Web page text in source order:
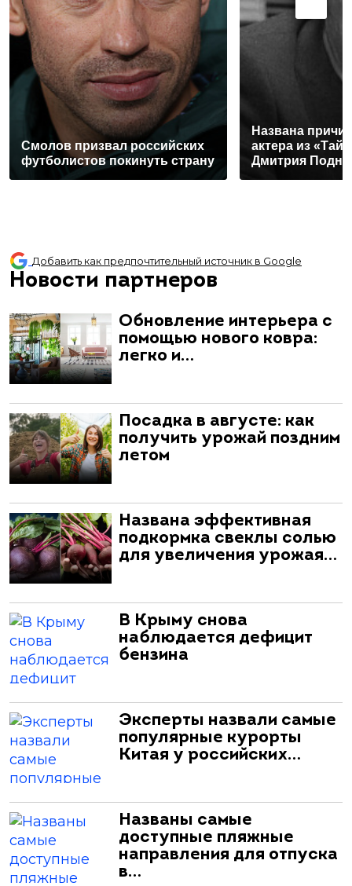
Смолов призвал российских
футболистов покинуть страну
Названа
актера из
Дмитрия
Добавить как предпочтительный источник в Google
Новости партнеров
Обновление интерьера с
помощью нового ковра:
легко и…
Посадка в августе: как
получить урожай поздним
летом
Названа эффективная
подкормка свеклы солью
для увеличения урожая…
В Крыму снова
наблюдается дефицит
бензина
Эксперты назвали самые
популярные курорты
Китая у российских…
Названы самые
доступные пляжные
направления для отпуска
в…